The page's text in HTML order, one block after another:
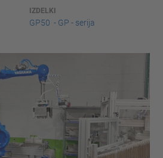
IZDELKI
GP50 - GP - serija